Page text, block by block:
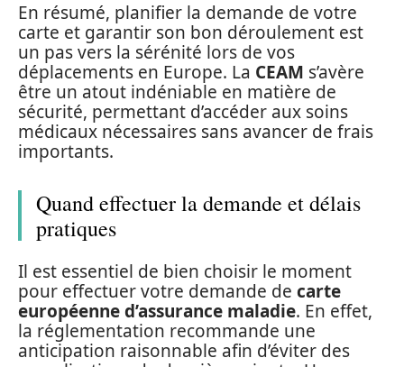
En résumé, planifier la demande de votre
carte et garantir son bon déroulement est
un pas vers la sérénité lors de vos
déplacements en Europe. La CEAM s’avère
être un atout indéniable en matière de
sécurité, permettant d’accéder aux soins
médicaux nécessaires sans avancer de frais
importants.
Quand effectuer la demande et délais
pratiques
Il est essentiel de bien choisir le moment
pour effectuer votre demande de carte
européenne d’assurance maladie. En effet,
la réglementation recommande une
anticipation raisonnable afin d’éviter des